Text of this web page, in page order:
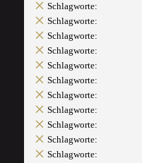
Schlagworte:
Schlagworte:
Schlagworte:
Schlagworte:
Schlagworte:
Schlagworte:
Schlagworte:
Schlagworte:
Schlagworte:
Schlagworte:
Schlagworte: